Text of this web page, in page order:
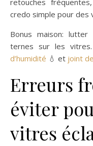
retouches
credo simple pour des
Bonus maison:
ternes sur les
d’humidité 💧 et joint
Erreurs
éviter
vitres